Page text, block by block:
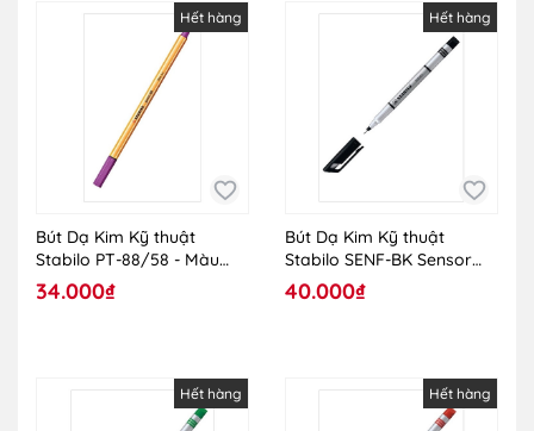
Hết hàng
Bút Dạ Kim Kỹ thuật
Stabilo PT-88/58 - Màu
Tím
34.000₫
Hết hàng
Bút Dạ Kim Kỹ thuật
Stabilo SENF-BK Sensor
0.3mm 198/46 - Màu Đen
40.000₫
Hết hàng Hết hàng